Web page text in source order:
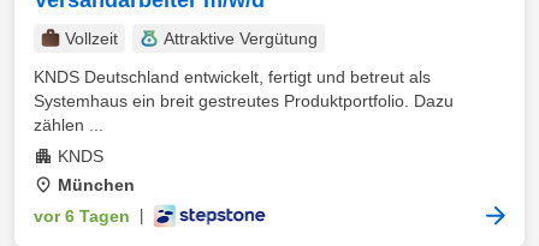
Vollzeit
Attraktive Vergütung
KNDS Deutschland entwickelt, fertigt und betreut als
Systemhaus ein breit gestreutes Produktportfolio. Dazu
zählen ...
KNDS
München
vor 6 Tagen